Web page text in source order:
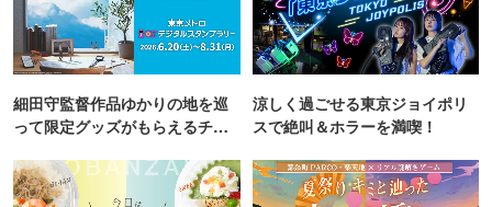
細田守監督作品ゆかりの地を巡
って限定グッズがもらえるチャ
涼しく過ごせる東京ジョイポリ
スで絶叫＆ホラーを満喫！